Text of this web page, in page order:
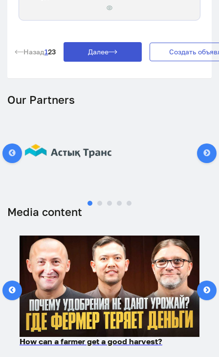
Назад123 Далее Создать
Our Partners
Media content
How can a farmer get a good harvest?